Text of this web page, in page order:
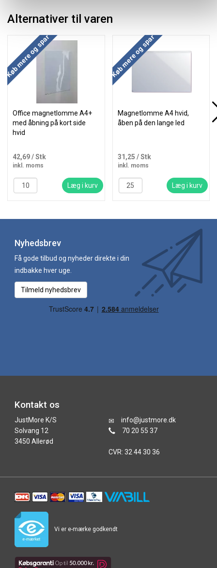
Alternativer til varen
Køb mere og spar
Office magnetlomme A4+
med åbning på kort side
hvid
42,69/ Stk
inkl. moms
Læg i kurv
Køb mere og spar
Magnetlomme A4 hvid,
åben på den lange led
31,25 / Stk
inkl. moms
Læg i kurv
Nyhedsbrev
Få gode tilbud og nyheder direkte i din
indbakke hver uge.
Tilmeld nyhedsbrev
Kontakt os
JustMore K/S
Solvang 12
3450 Allerød
info@justmore.dk
70 20 55 37
CVR: 32 44 30 36
Vi er e-mærke godkendt